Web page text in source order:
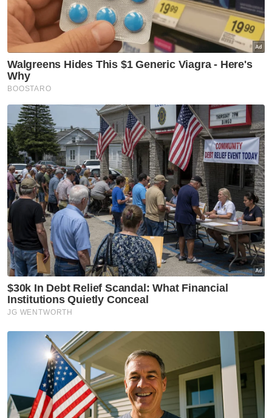
Zara Qairina, Shaharoom sekali lagi
menegaskan bahawa tiada pemakluman
dibuat kepadanya mengenai pengambilan
kenyataan bertulis tersebut.
Artikel Berkaitan:
salah guna dana - Bayu Raudhah Sabah
Kes Zara Qairina: Enam laporan polis dibuat ibu bapa
remaja didakwa, saksi
Kes Zara Qairina: Dua guru dipanggil hari pertama
perbicaraan lima remaja
“Daripada saya sendiri, tidak ada
(pemakluman kepada ibu bapa). Mungkin
daripada Unit Disiplin, saya tidak pasti.
(Kepada ibu Zara) daripada saya sendiri, tidak
ada sebab saya tidak dimaklumkan tentang
perkara ini,” katanya.